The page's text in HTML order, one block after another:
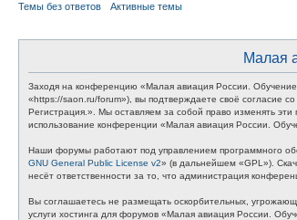
Темы без ответов
Активные темы
Малая
Заходя на конференцию «Малая авиация России.
«https://saon.ru/forum»), вы подтверждаете своё согласие
Регистрация.». Мы оставляем за собой право изменять
использование конференции «Малая авиация России.
Наши форумы работают под управлением программного
GNU General Public License v2» (в дальнейшем «GPL»).
несёт ответственности за то, что администрация
Вы соглашаетесь не размещать оскорбительных,
услуги хостинга для форумов «Малая авиация России.